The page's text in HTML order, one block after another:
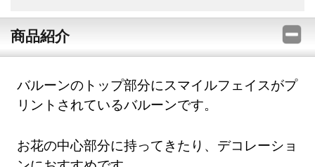
商品紹介
バルーンのトップ部分にスマイルフェイスがプ
リントされているバルーンです。
お花の中心部分に持ってきたり、デコレーショ